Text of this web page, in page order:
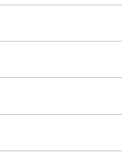
ァを使った